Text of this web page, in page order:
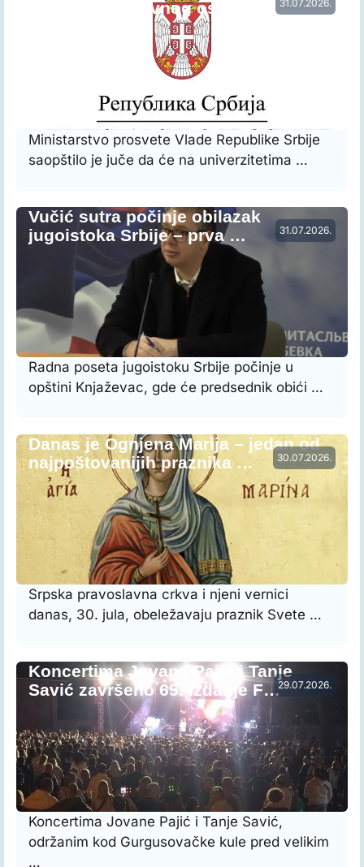
31.07.2026.
vremena nastavnog osoblja…
Ministarstvo prosvete Vlade Republike Srbije
saopštilo je juče da će na univerzitetima …
31.07.2026.
Vučić sutra počinje obilazak
jugoistoka Srbije – prva …
Radna poseta jugoistoku Srbije počinje u
opštini Knjaževac, gde će predsednik obići …
30.07.2026.
Danas je Ognjena Marija – jedan od
najpoštovanijih praznika …
Srpska pravoslavna crkva i njeni vernici
danas, 30. jula, obeležavaju praznik Svete …
29.07.2026.
Koncertima Jovane Pajić i Tanje
Savić završeno 65. izdanje F…
Koncertima Jovane Pajić i Tanje Savić,
održanim kod Gurgusovačke kule pred velikim
…